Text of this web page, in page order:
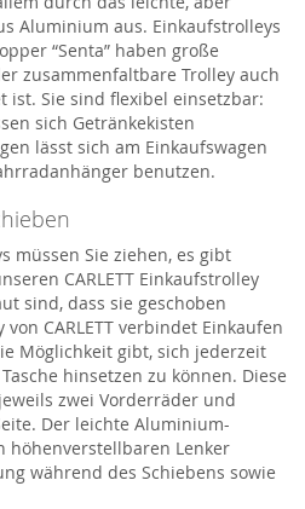
Aluminium aus. Einkaufstrolleys
“Senta” haben große
zusammenfaltbare Trolley auch
ist. Sie sind flexibel einsetzbar:
sich Getränkekisten
lässt sich am Einkaufswagen
benutzen.
müssen Sie ziehen, es gibt
CARLETT Einkaufstrolley
sind, dass sie geschoben
CARLETT verbindet Einkaufen
Möglichkeit gibt, sich jederzeit
hinsetzen zu können. Diese
zwei Vorderräder und
Der leichte Aluminium-
höhenverstellbaren Lenker
während des Schiebens sowie